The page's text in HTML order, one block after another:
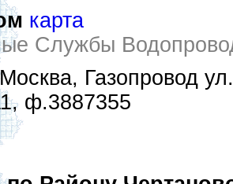
карта
Службы
Газопровод
ф.3887355